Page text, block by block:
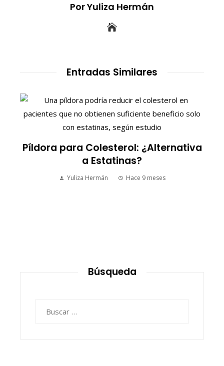
Por Yuliza Hermán
Entradas Similares
Píldora para Colesterol: ¿Alternativa
a Estatinas?
Yuliza Hermán Hace 9 meses
Búsqueda